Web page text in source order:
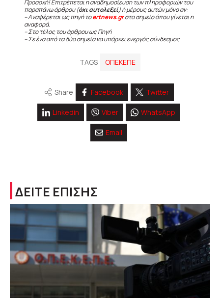
Προσοχή! Επιτρέπεται η αναδημοσίευση των πληροφοριών του
παραπάνω άρθρου (όχι αυτολεξεί) ή μέρους αυτών μόνο αν:
– Αναφέρεται ως πηγή τοertnews.grστο σημείο όπου γίνεται η
αναφορά.
– Στο τέλος του άρθρου ως Πηγή
– Σε ένα από τα δύο σημεία να υπάρχει ενεργός σύνδεσμος
TAGS ΟΠΕΚΕΠΕ
Share Facebook Twitter
Linkedin Viber WhatsApp
Email
ΔΕΙΤΕ ΕΠΙΣΗΣ